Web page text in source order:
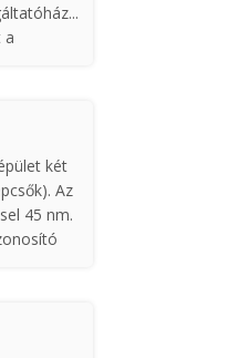
a
két
Az
45 nm.